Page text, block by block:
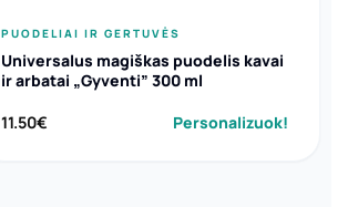
PUODELIAI IR GERTUVĖS
Universalus magiškas puodelis kavai
ir arbatai „Gyventi” 300 ml
11.50€ Personalizuok!